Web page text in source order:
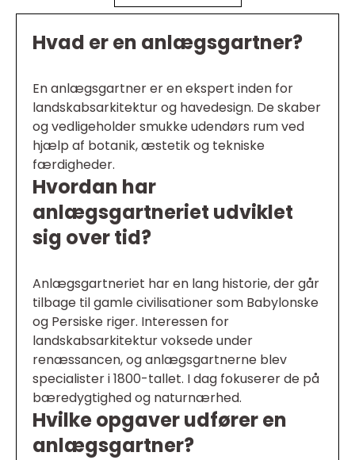
Hvad er en anlægsgartner?
En anlægsgartner er en ekspert inden for
landskabsarkitektur og havedesign. De skaber
og vedligeholder smukke udendørs rum ved
hjælp af botanik, æstetik og tekniske
færdigheder.
Hvordan har
anlægsgartneriet udviklet
sig over tid?
Anlægsgartneriet har en lang historie, der går
tilbage til gamle civilisationer som Babylonske
og Persiske riger. Interessen for
landskabsarkitektur voksede under
renæssancen, og anlægsgartnerne blev
specialister i 1800-tallet. I dag fokuserer de på
bæredygtighed og naturnærhed.
Hvilke opgaver udfører en
anlægsgartner?